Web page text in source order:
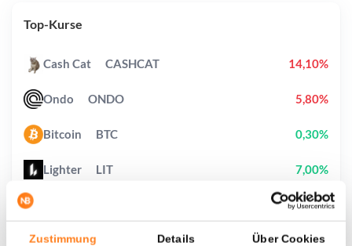
Zustimmung Details Über Cookies
Top-Kurse
Cash Cat CASHCAT 14,10%
Ondo ONDO 5,80%
Bitcoin BTC 0,30%
Lighter LIT 7,00%
0,20%